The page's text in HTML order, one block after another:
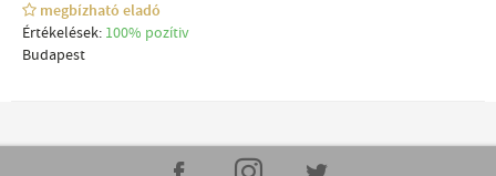
megbízható eladó
Értékelések: 100% pozítiv
Budapest